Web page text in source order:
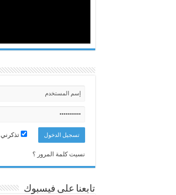
تذكرني
نسيت كلمة المرور ؟
تابعنا على فيسبوك